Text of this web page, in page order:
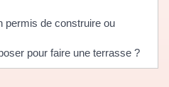
permis de construire ou
pour faire une terrasse ?